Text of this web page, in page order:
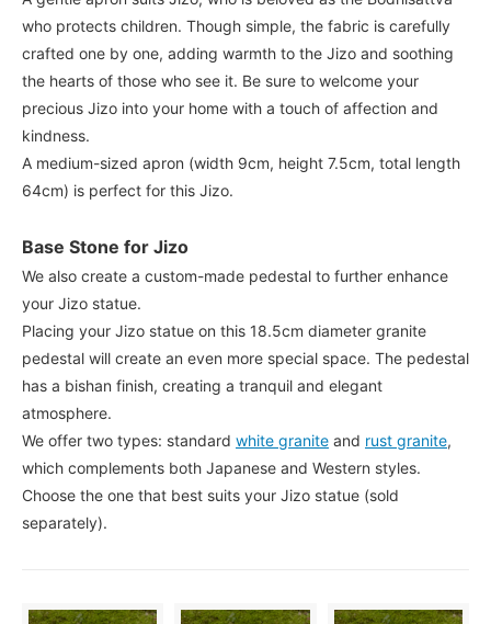
who protects children. Though simple, the fabric is carefully
crafted one by one, adding warmth to the Jizo and soothing
the hearts of those who see it. Be sure to welcome your
precious Jizo into your home with a touch of affection and
kindness.
A medium-sized apron (width 9cm, height 7.5cm, total length
64cm) is perfect for this Jizo.
Base Stone for Jizo
We also create a custom-made pedestal to further enhance
your Jizo statue.
Placing your Jizo statue on this 18.5cm diameter granite
pedestal will create an even more special space. The pedestal
has a bishan finish, creating a tranquil and elegant
atmosphere.
We offer two types: standard white granite and rust granite,
which complements both Japanese and Western styles.
Choose the one that best suits your Jizo statue (sold
separately).